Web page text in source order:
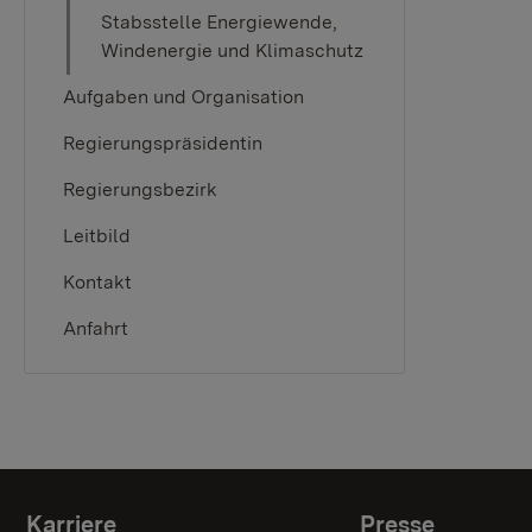
Stabsstelle Energiewende,
Windenergie und Klimaschutz
Aufgaben und Organisation
Regierungspräsidentin
Regierungsbezirk
Leitbild
Kontakt
Anfahrt
Karriere Presse